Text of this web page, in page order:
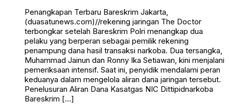
Penangkapan Terbaru Bareskrim Jakarta,
(duasatunews.com)//rekening jaringan The Doctor
terbongkar setelah Bareskrim Polri menangkap dua
pelaku yang berperan sebagai pemilik rekening
penampung dana hasil transaksi narkoba. Dua tersangka,
Muhammad Jainun dan Ronny Ika Setiawan, kini menjalani
pemeriksaan intensif. Saat ini, penyidik mendalami peran
keduanya dalam mengelola aliran dana jaringan tersebut.
Penelusuran Aliran Dana Kasatgas NIC Dittipidnarkoba
Bareskrim […]